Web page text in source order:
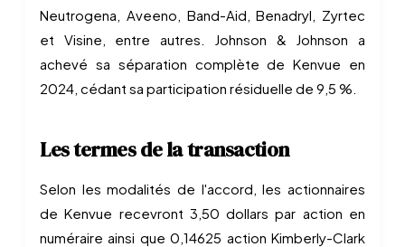
Neutrogena, Aveeno, Band-Aid, Benadryl, Zyrtec
et Visine, entre autres. Johnson & Johnson a
achevé sa séparation complète de Kenvue en
2024, cédant sa participation résiduelle de 9,5 %.
Les termes de la transaction
Selon les modalités de l'accord, les actionnaires
de Kenvue recevront 3,50 dollars par action en
numéraire ainsi que 0,14625 action Kimberly-Clark